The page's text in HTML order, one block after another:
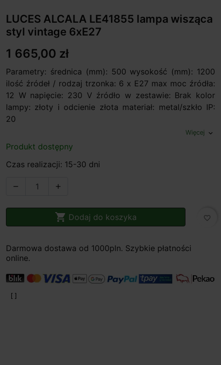
LUCES ALCALA LE41855 lampa wisząca
styl vintage 6xE27
1 665,00 zł
Parametry: średnica (mm): 500 wysokość (mm): 1200
ilość źródeł / rodzaj trzonka: 6 x E27 max moc źródła:
12 W napięcie: 230 V źródło w zestawie: Brak kolor
lampy: złoty i odcienie złota materiał: metal/szkło IP:
20
Więcej expand_more
Produkt dostępny
Czas realizacji: 15-30 dni
 
 Dodaj do koszyka favorite_border
Darmowa dostawa od 1000pln. Szybkie płatności
online.